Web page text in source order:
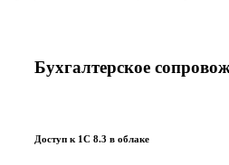
Бухгалтерское
Доступ к 1С 8.3 в облаке